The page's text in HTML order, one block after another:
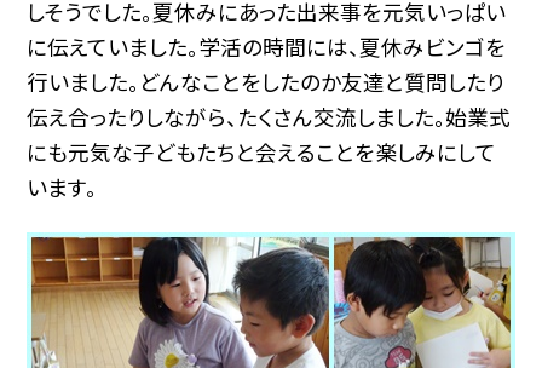
しそうでした。夏休みにあった出来事を元気いっぱい
に伝えていました。学活の時間には、夏休みビンゴを
行いました。どんなことをしたのか友達と質問したり
伝え合ったりしながら、たくさん交流しました。始業式
にも元気な子どもたちと会えることを楽しみにして
います。